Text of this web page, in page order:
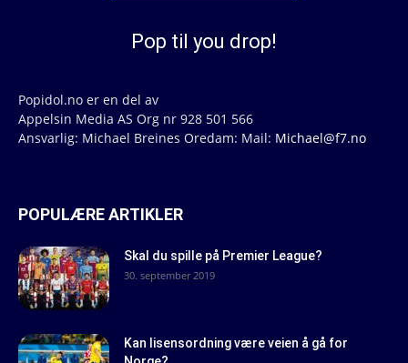
Pop til you drop!
Popidol.no er en del av
Appelsin Media AS Org nr 928 501 566
Ansvarlig: Michael Breines Oredam: Mail: Michael@f7.no
POPULÆRE ARTIKLER
Skal du spille på Premier League?
30. september 2019
Kan lisensordning være veien å gå for